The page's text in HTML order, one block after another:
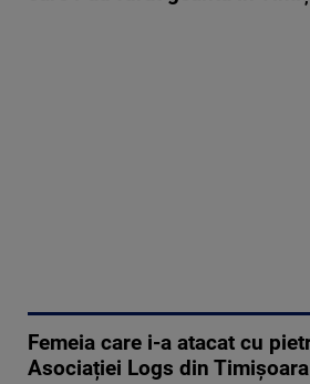
Femeia care i-a atacat cu
Asociației Logs din